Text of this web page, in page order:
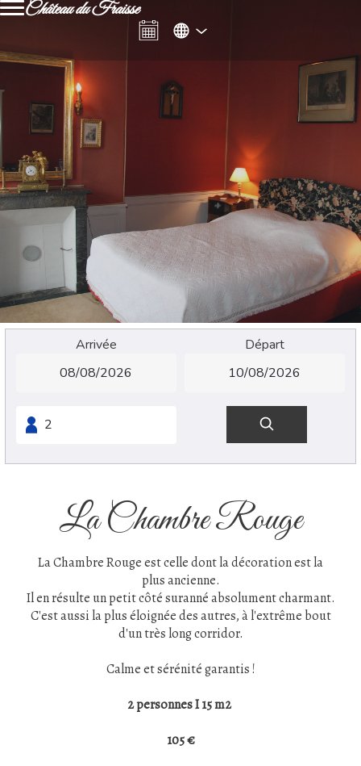
Château du Fraisse
Arrivée Départ
La Chambre Rouge
La Chambre Rouge est celle dont la décoration est la
plus ancienne.
Il en résulte un petit côté suranné absolument charmant.
C'est aussi la plus éloignée des autres, à l'extrême bout
d'un très long corridor.
Calme et sérénité garantis !
2 personnes I 15 m2
105 €